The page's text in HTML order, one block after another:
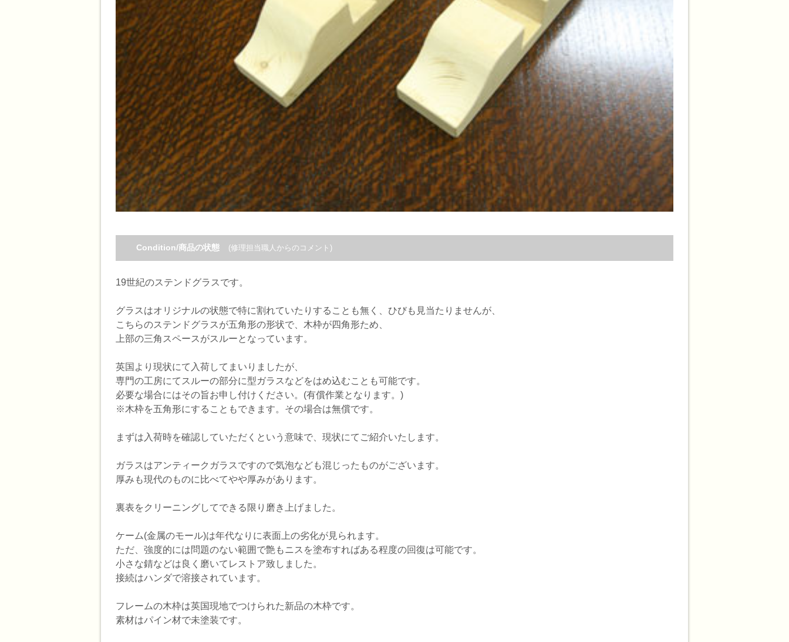
Condition/商品の状態 (修理担当職人からのコメント)
19世紀のステンドグラスです。
グラスはオリジナルの状態で特に割れていたりすることも無く、ひびも見当たりませんが、
こちらのステンドグラスが五角形の形状で、木枠が四角形ため、
上部の三角スペースがスルーとなっています。
英国より現状にて入荷してまいりましたが、
専門の工房にてスルーの部分に型ガラスなどをはめ込むことも可能です。
必要な場合にはその旨お申し付けください。(有償作業となります。)
※木枠を五角形にすることもできます。その場合は無償です。
まずは入荷時を確認していただくという意味で、現状にてご紹介いたします。
ガラスはアンティークガラスですので気泡なども混じったものがございます。
厚みも現代のものに比べてやや厚みがあります。
裏表をクリーニングしてできる限り磨き上げました。
ケーム(金属のモール)は年代なりに表面上の劣化が見られます。
ただ、強度的には問題のない範囲で艶もニスを塗布すればある程度の回復は可能です。
小さな錆などは良く磨いてレストア致しました。
接続はハンダで溶接されています。
フレームの木枠は英国現地でつけられた新品の木枠です。
素材はパイン材で未塗装です。